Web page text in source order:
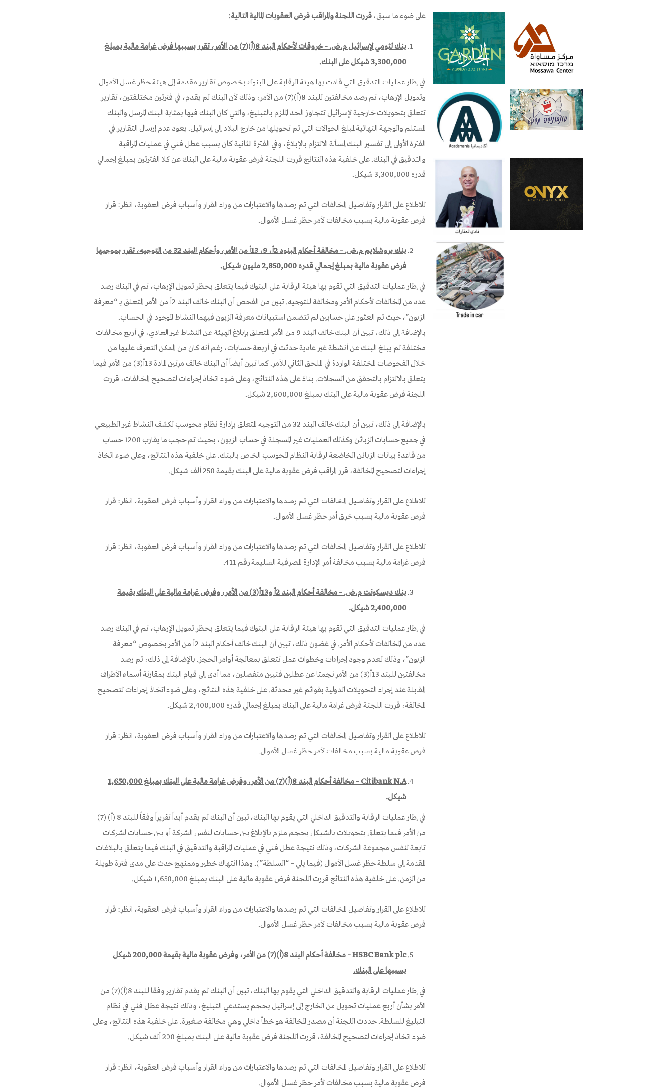
على ضوء ما سبق، قررت اللجنة والمراقب فرض العقوبات المالية التالية:
بنك لئومي لإسرائيل م.ض. – خروقات لأحكام البند 8(أ)(7) من الأمر، تقرر بسببها فرض غرامة مالية بمبلغ
3,300,000 شيكل على البنك.
في إطار عمليات التدقيق التي قامت بها هيئة الرقابة على البنوك بخصوص تقارير مقدمة إلى هيئة حظر غسل الأموال
وتمويل الإرهاب، تم رصد مخالفتين للبند 8(أ)(7) من الأمر، وذلك لأن البنك لم يقدم، في فترتين مختلفتين، تقارير
تتعلق بتحويلات خارجية لإسرائيل تتجاوز الحد الملزم بالتبليغ، والتي كان البنك فيها بمثابة البنك المرسل والبنك
المستلم والوجهة النهائية لمبلغ الحوالات التي تم تحويلها من خارج البلاد إلى إسرائيل. يعود عدم إرسال التقارير في
الفترة الأولى إلى تفسير البنك لمسألة الالتزام بالإبلاغ، وفي الفترة الثانية كان بسبب عطل فني في عمليات المراقبة
والتدقيق في البنك. على خلفية هذه النتائج قررت اللجنة فرض عقوبة مالية على البنك عن كلا الفترتين بمبلغ إجمالي
قدره 3,300,000 شيكل.
للاطلاع على القرار وتفاصيل المخالفات التي تم رصدها والاعتبارات من وراء القرار وأسباب فرض العقوبة، انظر: قرار
فرض عقوبة مالية بسبب مخالفات لأمر حظر غسل الأموال.
بنك يروشلايم م.ض. – مخالفة أحكام البنود 2أ، 9، 13أ من الأمر، وأحكام البند 32 من التوجيه، تقرر بموجبها
فرض عقوبة مالية بمبلغ إجمالي قدره 2,850,000 مليون شيكل.
في إطار عمليات التدقيق التي تقوم بها هيئة الرقابة على البنوك فيما يتعلق بحظر تمويل الإرهاب، تم في البنك رصد
عدد من المخالفات لأحكام الأمر ومخالفة للتوجيه. تبين من الفحص أن البنك خالف البند 2أ من الأمر المتعلق بـ “معرفة
الزبون”، حيث تم العثور على حسابين لم تتضمن استبيانات معرفة الزبون فيهما النشاط الموجود في الحساب.
بالإضافة إلى ذلك، تبين أن البنك خالف البند 9 من الأمر المتعلق بإبلاغ الهيئة عن النشاط غير العادي، في أربع مخالفات
مختلفة لم يبلغ البنك عن أنشطة غير عادية حدثت في أربعة حسابات، رغم أنه كان من الممكن التعرف عليها من
خلال الفحوصات المختلفة الواردة في الملحق الثاني للأمر. كما تبين أيضاً أن البنك خالف مرتين المادة 13أ(3) من الأمر فيما
يتعلق بالالتزام بالتحقق من السجلات. بناءً على هذه النتائج، وعلى ضوء اتخاذ إجراءات لتصحيح المخالفات، قررت
اللجنة فرض عقوبة مالية على البنك بمبلغ 2,600,000 شيكل.
بالإضافة إلى ذلك، تبين أن البنك خالف البند 32 من التوجيه المتعلق بإدارة نظام محوسب لكشف النشاط غير الطبيعي
في جميع حسابات الزبائن وكذلك العمليات غير المسجلة في حساب الزبون، بحيث تم حجب ما يقارب 1200 حساب
من قاعدة بيانات الزبائن الخاضعة لرقابة النظام المحوسب الخاص بالبنك. على خلفية هذه النتائج، وعلى ضوء اتخاذ
إجراءات لتصحيح المخالفة، قرر المراقب فرض عقوبة مالية على البنك بقيمة 250 ألف شيكل.
للاطلاع على القرار وتفاصيل المخالفات التي تم رصدها والاعتبارات من وراء القرار وأسباب فرض العقوبة، انظر: قرار
فرض عقوبة مالية بسبب خرق أمر حظر غسل الأموال.
للاطلاع على القرار وتفاصيل المخالفات التي تم رصدها والاعتبارات من وراء القرار وأسباب فرض العقوبة، انظر: قرار
فرض غرامة مالية بسبب مخالفة أمر الإدارة المصرفية السليمة رقم 411.
بنك ديسكونت م.ض. – مخالفة أحكام البند 2أ و13أ(3) من الأمر، وفرض غرامة مالية على البنك بقيمة
2,400,000 شيكل.
في إطار عمليات التدقيق التي تقوم بها هيئة الرقابة على البنوك فيما يتعلق بحظر تمويل الإرهاب، تم في البنك رصد
عدد من المخالفات لأحكام الأمر. في غضون ذلك، تبين أن البنك خالف أحكام البند 2أ من الأمر بخصوص “معرفة
الزبون”، وذلك لعدم وجود إجراءات وخطوات عمل تتعلق بمعالجة أوامر الحجز. بالإضافة إلى ذلك، تم رصد
مخالفتين للبند 13أ(3) من الأمر نجمتا عن عطلين فنيين منفصلين، مما أدى إلى قيام البنك بمقارنة أسماء الأطراف
المقابلة عند إجراء التحويلات الدولية بقوائم غير محدثة. على خلفية هذه النتائج، وعلى ضوء اتخاذ إجراءات لتصحيح
المخالفة، قررت اللجنة فرض غرامة مالية على البنك بمبلغ إجمالي قدره 2,400,000 شيكل.
للاطلاع على القرار وتفاصيل المخالفات التي تم رصدها والاعتبارات من وراء القرار وأسباب فرض العقوبة، انظر: قرار
فرض عقوبة مالية بسبب مخالفات لأمر حظر غسل الأموال.
Citibank N.A
–
مخالفة أحكام البند 8(أ)(7) من الأمر، وفرض غرامة مالية على البنك بمبلغ 1,650,000
شيكل.
في إطار عمليات الرقابة والتدقيق الداخلي التي يقوم بها البنك، تبين أن البنك لم يقدم أبداً تقريراً وفقاً للبند 8 (أ) (7)
من الأمر فيما يتعلق بتحويلات بالشيكل بحجم ملزم بالإبلاغ بين حسابات لنفس الشركة أو بين حسابات لشركات
تابعة لنفس مجموعة الشركات، وذلك نتيجة عطل فني في عمليات المراقبة والتدقيق في البنك فيما يتعلق بالبلاغات
المقدمة إلى سلطة حظر غسل الأموال (فيما يلي – “السلطة”). وهذا انتهاك خطير وممنهج حدث على مدى فترة طويلة
من الزمن. على خلفية هذه النتائج قررت اللجنة فرض عقوبة مالية على البنك بمبلغ 1,650,000 شيكل.
للاطلاع على القرار وتفاصيل المخالفات التي تم رصدها والاعتبارات من وراء القرار وأسباب فرض العقوبة، انظر: قرار
فرض عقوبة مالية بسبب مخالفات لأمر حظر غسل الأموال.
HSBC Bank plc
–
مخالفة أحكام البند 8(أ)(7) من الأمر، وفرض عقوبة مالية بقيمة 200,000 شيكل
بسببها على البنك.
في إطار عمليات الرقابة والتدقيق الداخلي التي يقوم بها البنك، تبين أن البنك لم يقدم تقارير وفقا للبند 8(أ)(7) من
الأمر بشأن أربع عمليات تحويل من الخارج إلى إسرائيل بحجم يستدعي التبليغ، وذلك نتيجة عطل فني في نظام
التبليغ للسلطة. حددت اللجنة أن مصدر المخالفة هو خطأ داخلي وهي مخالفة صغيرة. على خلفية هذه النتائج، وعلى
ضوء اتخاذ إجراءات لتصحيح المخالفة، قررت اللجنة فرض عقوبة مالية على البنك بمبلغ 200 ألف شيكل.
للاطلاع على القرار وتفاصيل المخالفات التي تم رصدها والاعتبارات من وراء القرار وأسباب فرض العقوبة، انظر: قرار
فرض عقوبة مالية بسبب مخالفات لأمر حظر غسل الأموال.